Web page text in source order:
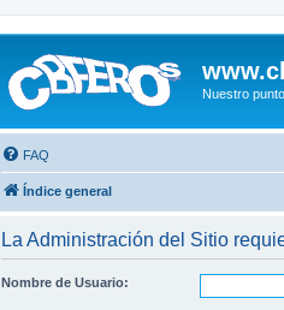
Nuestro
FAQ
Índice general
La Administración del Sitio
Nombre de Usuario: